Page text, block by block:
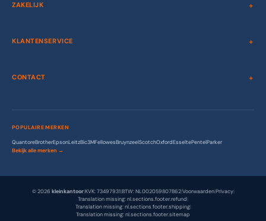
ZAKELIJK
KLANTENSERVICE
CONTACT
POPULAIRE MERKEN
QuantoreBrotherEpsonLeitzBic3MFellowesBruynzeelScotchOxfordEsseltePentelParker
Bekijk alle merken →
© 2026 kleinkantoor|KVK: 73497931|BTW: NL002059807B62|Voorwaarden|Privacy|
Translation missing: nl.sections.footer.refund|
Translation missing: nl.sections.footer.shipping|
Translation missing: nl.sections.footer.sitemap